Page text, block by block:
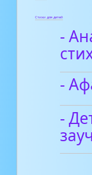
Стихи для детей
-
-
-